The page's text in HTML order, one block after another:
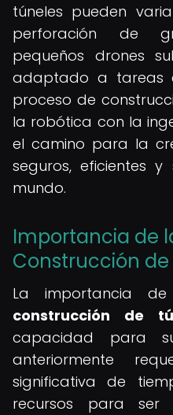
túneles pueden
perforación de
pequeños drones
adaptado a tareas
proceso de
la robótica con la
el camino para la
seguros, eficientes
mundo.
Importancia de
Construcción de
La importancia
construcción de
capacidad para
anteriormente
significativa de
recursos para ser